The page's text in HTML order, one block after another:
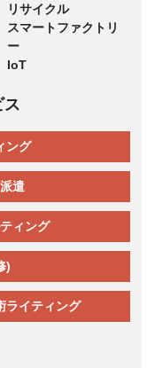
リサイクル
スマートファクトリ
ー
IoT
ス
ング
遣
ィング
)
ライティング